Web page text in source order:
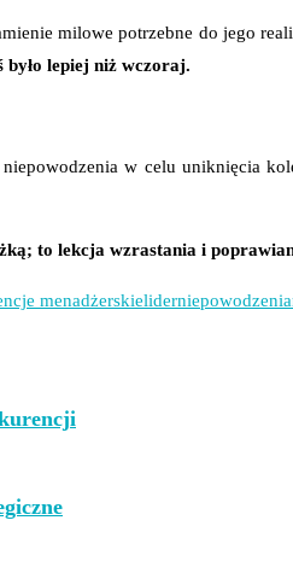
milowe potrzebne do jego
było lepiej niż wczoraj.
w celu uniknięcia
to lekcja wzrastania i
menadżerskieliderniepowodzenia